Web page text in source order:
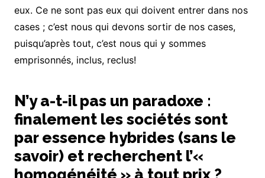
eux. Ce ne sont pas eux qui doivent entrer dans nos
cases ; c’est nous qui devons sortir de nos cases,
puisqu’après tout, c’est nous qui y sommes
emprisonnés, inclus, reclus!
N’y a-t-il pas un paradoxe :
finalement les sociétés sont
par essence hybrides (sans le
savoir) et recherchent l’«
homogénéité » à tout prix ?